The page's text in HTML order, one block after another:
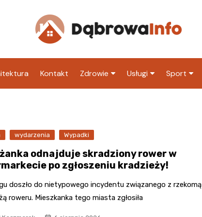
Kontakt Zdrowie
Apteka
Usługi
Stacja paliw
Adwokat
Sport
wydarzenia Wypadki
odnajduje skradziony rower w
po zgłoszeniu kradzieży!
doszło do nietypowego incydentu związanego z rzekomą
roweru. Mieszkanka tego miasta zgłosiła